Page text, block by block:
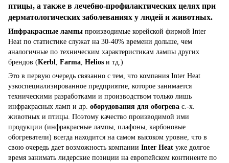
птицы, а также в лечебно-профилактических целях при
дерматологических заболеваниях у людей и животных.
Инфракрасные лампы производимые корейской фирмой Inter
Heat по статистике служат на 30-40% времени дольше, чем
аналогичные по техническим характеристикам лампы других
брендов (Kerbl Farma Helios и тд.)
Это в первую очередь связанно с тем, что компания Inter Heat
узкоспециализированное предприятие, которое занимается
техническими разработками и производством только лишь
инфракрасных ламп и др. оборудования для обогрева с.-х.
животных и птицы. Поэтому качество производимой ими
продукции (инфракрасные лампы, плафоны, карбоновые
обогреватели) всегда находится на самом высоком уровне, что в
свою очередь дает возможность компании Inter Heat уже долгое
время занимать лидерские позиции на европейском континенте по